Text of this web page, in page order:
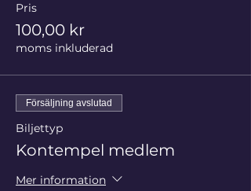
Pris
100,00 kr
moms inkluderad
Försäljning avslutad
Biljettyp
Kontempel medlem
Mer information